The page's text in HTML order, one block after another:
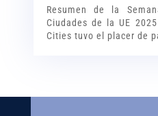
Resumen de la
Ciudades de la UE
Cities tuvo el placer de